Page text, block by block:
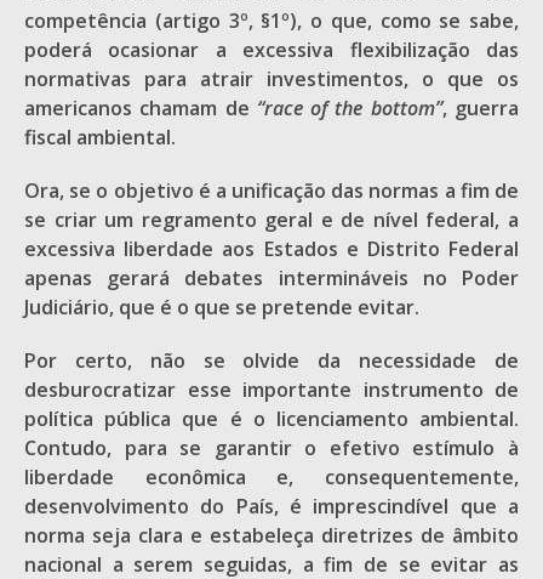
competência (artigo 3º, §1º), o que, como se sabe,
poderá ocasionar a excessiva flexibilização das
normativas para atrair investimentos, o que os
americanos chamam de “race of the bottom”, guerra
fiscal ambiental.
Ora, se o objetivo é a unificação das normas a fim de
se criar um regramento geral e de nível federal, a
excessiva liberdade aos Estados e Distrito Federal
apenas gerará debates intermináveis no Poder
Judiciário, que é o que se pretende evitar.
Por certo, não se olvide da necessidade de
desburocratizar esse importante instrumento de
política pública que é o licenciamento ambiental.
Contudo, para se garantir o efetivo estímulo à
liberdade econômica e, consequentemente,
desenvolvimento do País, é imprescindível que a
norma seja clara e estabeleça diretrizes de âmbito
nacional a serem seguidas, a fim de se evitar as